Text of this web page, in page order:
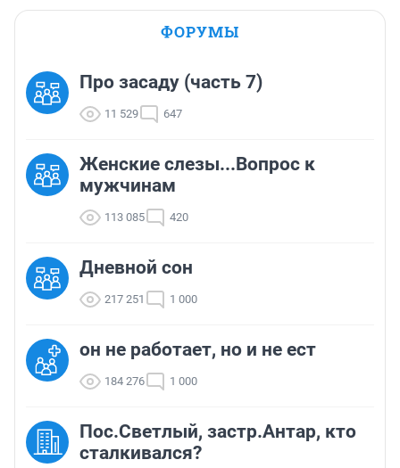
ФОРУМЫ
Про засаду (часть 7)
11 529 647
Женские слезы...Вопрос к
мужчинам
113 085 420
Дневной сон
217 251 1 000
он не работает, но и не ест
184 276 1 000
Пос.Светлый, застр.Антар, кто
сталкивался?